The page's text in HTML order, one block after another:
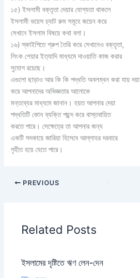
১৫) ইসলামী বক্তৃতা দেয়ার যোগ্যতা থাকলে
ইসলামী ভয়েস চ্যাট রুম সমূহে জয়েন করে
সেখানে ইসলাম বিষয়ে কথা বলা।
১৬) স্কাইপিতে গ্রুপ তৈরি করে সেখানেও বক্তৃতা,
লিংক শেয়ার ইত্যাদি মাধ্যমে দাওয়াতি কাজ করার
সুযোগ রয়েছে।
এগুলো ছাড়াও আর কি কি পদ্ধতি অবলম্বন করা যায় দয়া
করে আপনাদের অভিজ্ঞতার আলোকে
মন্তব্যের মাধ্যমে জানান। হয়ত আপনার দেয়া
পদ্ধতিটি কোন ব্যক্তি পছন্দ করে বাস্তবায়িত
করতে পারে। সেক্ষেত্রে তা আপনার জন্য
একটি সদকায়ে জারিয়া হিসেবে আল্লাহর দরবারে
গৃহীত হয়ে যেতে পারে।
PREVIOUS
Related Posts
ইসলামের দৃষ্টিতে ঋণ লেন-দেন